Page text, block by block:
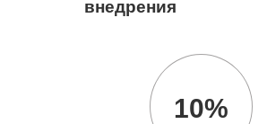
внедрения
10%